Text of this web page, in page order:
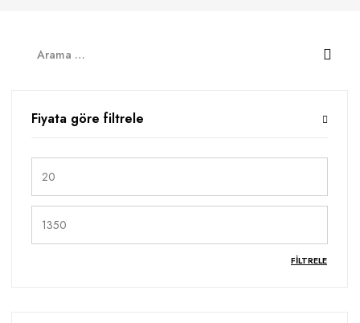
Fiyata göre filtrele
FILTRELE